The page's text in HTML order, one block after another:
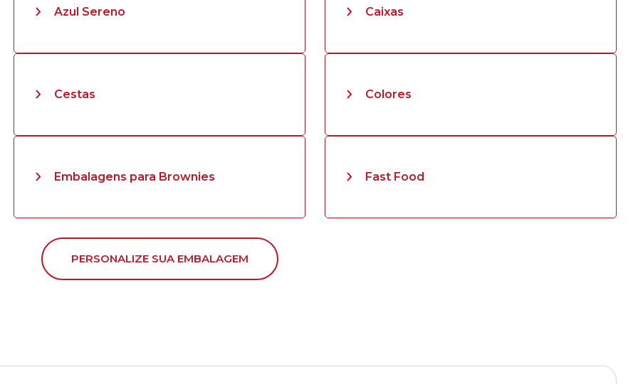
Azul Sereno Caixas
Cestas Colores
Embalagens para Brownies Fast Food
PERSONALIZE SUA EMBALAGEM